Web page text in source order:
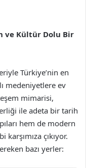
ve Kültür Dolu Bir
Türkiye’nin en
medeniyetlere ev
mimarisi,
ile adeta bir tarih
hem de modern
çıkıyor.
bazı yerler: